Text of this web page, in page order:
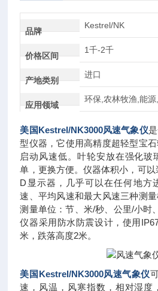
品牌
Kestrel/NK
价格区间
1千-2千
产地类别
进口
应用领域
环保,农林牧渔,能
美国Kestrel/NK3000风速气象仪
型仪器，它使用高精度超轻型宝
启动风速低。叶轮安放在强化玻
单，更换方便。仪器体积小，可
D显示器，几乎可以在任何地方
速、平均风速和最大风速三种测
测量单位：节、米/秒、公里/小时
仪器采用防水防震设计，使用
米，跌落高度2米。
美国 Kestrel/NK3000风速气象仪
速，风温，风寒指数，相对湿度